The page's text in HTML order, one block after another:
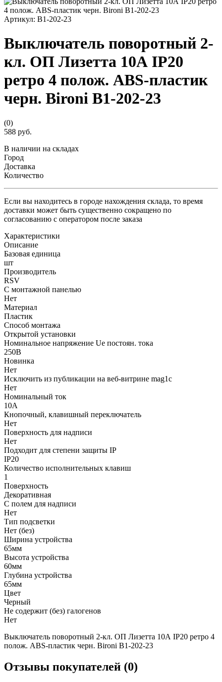
Артикул: B1-202-23
Выключатель поворотный 2-
кл. ОП Лизетта 10А IP20
ретро 4 полож. ABS-пластик
черн. Bironi B1-202-23
(0)
588 руб.
В наличии на складах
Город
Доставка
Количество
Если вы находитесь в городе нахождения склада, то время
доставки может быть существенно сокращено по
согласованию с оператором после заказа
Характеристики
Описание
Базовая единица
шт
Производитель
RSV
С монтажной панелью
Нет
Материал
Пластик
Способ монтажа
Открытой установки
Номинальное напряжение Ue постоян. тока
250В
Новинка
Нет
Исключить из публикации на веб-витрине mag1c
Нет
Номинальный ток
10А
Кнопочный, клавишный переключатель
Нет
Поверхность для надписи
Нет
Подходит для степени защиты IP
IP20
Количество исполнительных клавиш
1
Поверхность
Декоративная
С полем для надписи
Нет
Тип подсветки
Нет (без)
Ширина устройства
65мм
Высота устройства
60мм
Глубина устройства
65мм
Цвет
Черный
Не содержит (без) галогенов
Нет
Выключатель поворотный 2-кл. ОП Лизетта 10А IP20 ретро 4
полож. ABS-пластик черн. Bironi B1-202-23
Отзывы покупателей (0)